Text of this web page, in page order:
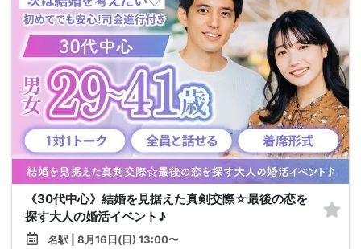
《30代中心》結婚を見据えた真剣交際☆最後の恋を
探す大人の婚活イベント♪
名駅 | 8月16日(日) 13:00〜